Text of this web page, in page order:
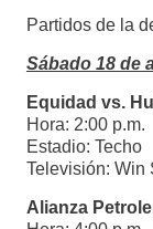
Partidos de la
Sábado 18 de
Equidad vs.
Hora: 2:00 p.m.
Estadio: Techo
Televisión: Win
Alianza